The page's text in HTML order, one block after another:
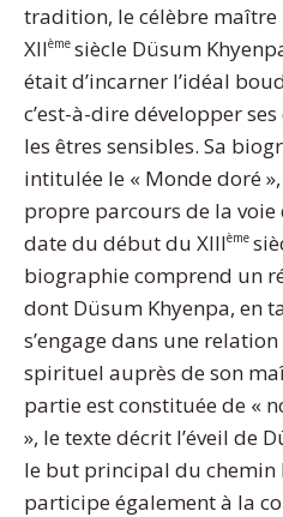
tradition, le célèbre
XIIème siècle Düsum
était d’incarner l’idéal
c’est-à-dire développer
les êtres sensibles. Sa
intitulée le « Monde doré
propre parcours de la
date du début du XIIIème
biographie comprend un
dont Düsum Khyenpa, en
s’engage dans une
spirituel auprès de son
partie est constituée de «
», le texte décrit l’éveil de
le but principal du
participe également à la